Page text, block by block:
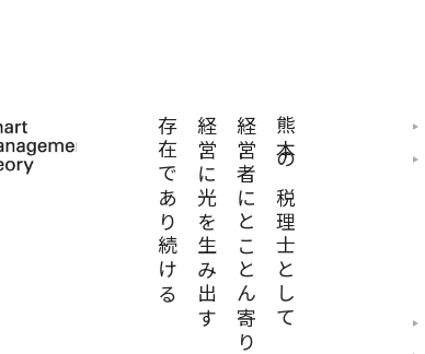
熊本の税理士として
経営者にとことん寄り添い
経営に光を生み出す
存在であり続ける